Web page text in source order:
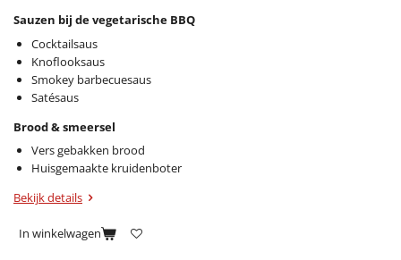
Sauzen bij de vegetarische BBQ
Cocktailsaus
Knoflooksaus
Smokey barbecuesaus
Satésaus
Brood & smeersel
Vers gebakken brood
Huisgemaakte kruidenboter
Bekijk details
In winkelwagen